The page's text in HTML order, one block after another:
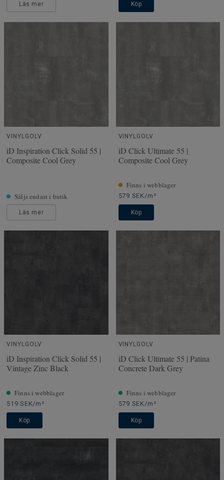
Läs mer Köp
VINYLGOLV
iD Inspiration Click Solid 55 |
Composite Cool Grey
Säljs endast i butik
Läs mer
VINYLGOLV
iD Click Ultimate 55 |
Composite Cool Grey
Finns i webblager
579 SEK/m²
Köp
VINYLGOLV
iD Inspiration Click Solid 55 |
Vintage Zinc Black
Finns i webblager
519 SEK/m²
Köp
VINYLGOLV
iD Click Ultimate 55 | Patina
Concrete Dark Grey
Finns i webblager
579 SEK/m²
Köp